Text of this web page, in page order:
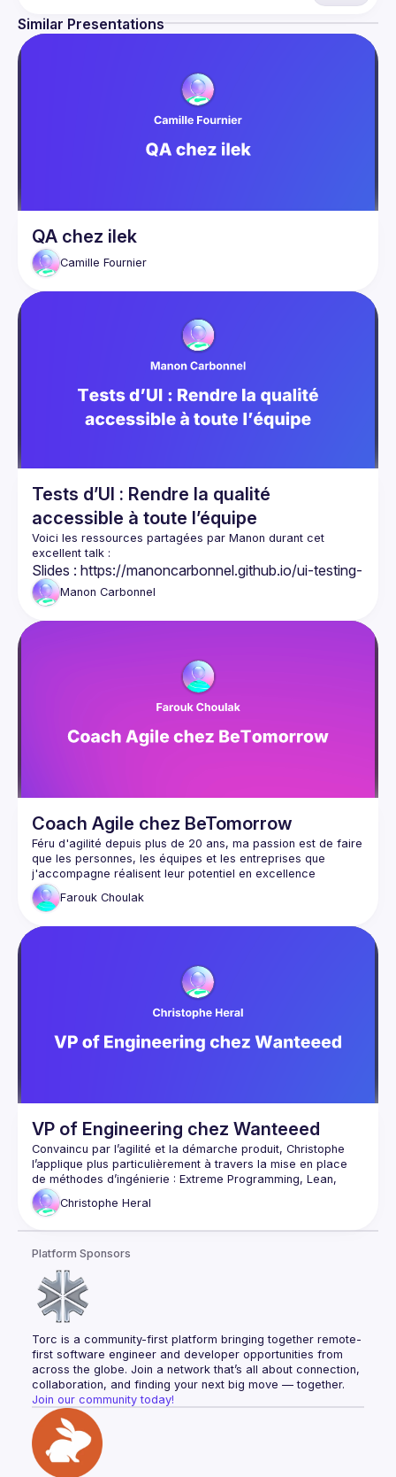
Similar Presentations
QA chez ilek
Camille Fournier
Tests d’UI : Rendre la qualité
accessible à toute l’équipe
Voici les ressources partagées par Manon durant cet
Slides : https://manoncarbonnel.github.io/ui-testing-
slides/1
Repository :
testing-slides
https://dev.to/manon\_carbonnel/tester-son-
interface-efficacement-des-patterns-pour-des-
tests-dui-robustes-1anl
https://playwright.dev/docs/accessibility-testing
Manon Carbonnel
Coach Agile chez BeTomorrow
Féru d'agilité depuis plus de 20 ans, ma passion est de faire
que les personnes, les équipes et les entreprises que
j'accompagne réalisent leur potentiel en excellence
Farouk Choulak
VP of Engineering chez Wanteeed
Convaincu par l’agilité et la démarche produit, Christophe
l’applique plus particulièrement à travers la mise en place
de méthodes d’ingénierie : Extreme Programming, Lean,
Software Craftsmanship, DevOps.
Il est persuadé que les meilleurs logiciels sont conçus en
Fort de 20 ans d’expérience dans la tech, il aime prendre
place avec les équipes pour partager les pratiques (Clean
Code, DDD, TDD, …) et progresser ensemble.
Christophe Heral
Platform Sponsors
Torc is a community-first platform bringing together remote-
first software engineer and developer opportunities from
across the globe. Join a network that’s all about connection,
collaboration, and finding your next big move — together.
Join our community today!